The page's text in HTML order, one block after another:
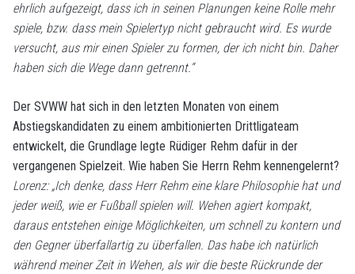
ehrlich aufgezeigt, dass ich in seinen Planungen keine Rolle mehr
spiele, bzw. dass mein Spielertyp nicht gebraucht wird. Es wurde
versucht, aus mir einen Spieler zu formen, der ich nicht bin. Daher
haben sich die Wege dann getrennt.“
Der SVWW hat sich in den letzten Monaten von einem
Abstiegskandidaten zu einem ambitionierten Drittligateam
entwickelt, die Grundlage legte Rüdiger Rehm dafür in der
vergangenen Spielzeit. Wie haben Sie Herrn Rehm kennengelernt?
Lorenz: „Ich denke, dass Herr Rehm eine klare Philosophie hat und
jeder weiß, wie er Fußball spielen will. Wehen agiert kompakt,
daraus entstehen einige Möglichkeiten, um schnell zu kontern und
den Gegner überfallartig zu überfallen. Das habe ich natürlich
während meiner Zeit in Wehen, als wir die beste Rückrunde der